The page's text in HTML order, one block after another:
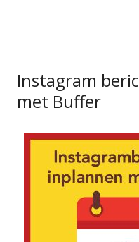
Instagram
met Buffer